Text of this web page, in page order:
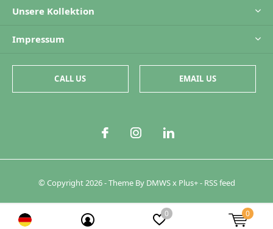
Unsere Kollektion
Impressum
CALL US EMAIL US
© Copyright 2026- Theme By DMWSx Plus+- RSS feed
0 0